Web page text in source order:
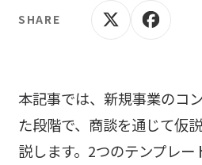
本記事では、新規事業のコ
た段階で、商談を通じて仮
説します。2つのテンプレ
SHARE